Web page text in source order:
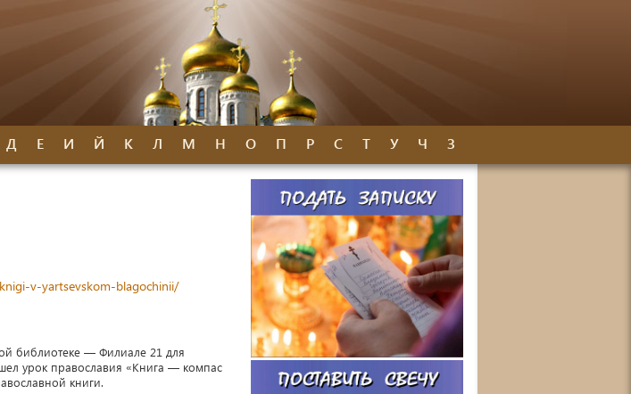
Д Е И Й К Л М Н О П Р С Т У Ч З
v-yartsevskom-blagochinii/
библиотеке — Филиале 21 для
урок православия «Книга — компас
книги.